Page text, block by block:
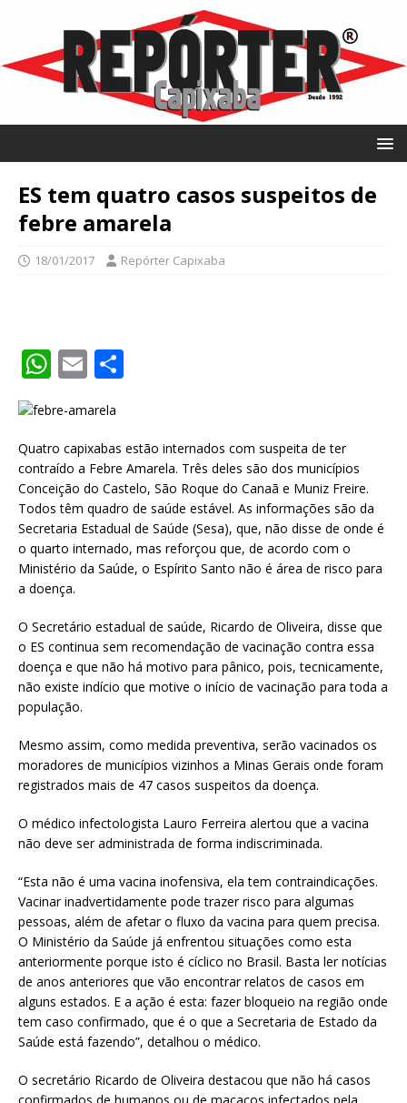
ES tem quatro casos suspeitos de
febre amarela
18/01/2017 Repórter Capixaba
W
at
s
A
p
p
E
ai
l e
Quatro capixabas estão internados com suspeita de ter
contraído a Febre Amarela. Três deles são dos municípios
Conceição do Castelo, São Roque do Canaã e Muniz Freire.
Todos têm quadro de saúde estável. As informações são da
Secretaria Estadual de Saúde (Sesa), que, não disse de onde é
o quarto internado, mas reforçou que, de acordo com o
Ministério da Saúde, o Espírito Santo não é área de risco para
a doença.
O Secretário estadual de saúde, Ricardo de Oliveira, disse que
o ES continua sem recomendação de vacinação contra essa
doença e que não há motivo para pânico, pois, tecnicamente,
não existe indício que motive o início de vacinação para toda a
população.
Mesmo assim, como medida preventiva, serão vacinados os
moradores de municípios vizinhos a Minas Gerais onde foram
registrados mais de 47 casos suspeitos da doença.
O médico infectologista Lauro Ferreira alertou que a vacina
não deve ser administrada de forma indiscriminada.
“Esta não é uma vacina inofensiva, ela tem contraindicações.
Vacinar inadvertidamente pode trazer risco para algumas
pessoas, além de afetar o fluxo da vacina para quem precisa.
O Ministério da Saúde já enfrentou situações como esta
anteriormente porque isto é cíclico no Brasil. Basta ler notícias
de anos anteriores que vão encontrar relatos de casos em
alguns estados. E a ação é esta: fazer bloqueio na região onde
tem caso confirmado, que é o que a Secretaria de Estado da
Saúde está fazendo”, detalhou o médico.
O secretário Ricardo de Oliveira destacou que não há casos